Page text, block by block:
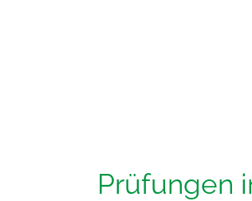
Prüfungen